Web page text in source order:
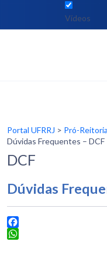
Vídeos
Portal UFRRJ > Pró-
Dúvidas Frequentes – DCF
DCF
Dúvidas